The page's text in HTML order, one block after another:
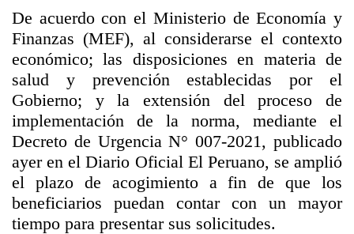
De acuerdo con el Ministerio de Economía y
Finanzas (MEF), al considerarse el contexto
económico; las disposiciones en materia de
salud y prevención establecidas por el
Gobierno; y la extensión del proceso de
implementación de la norma, mediante el
Decreto de Urgencia N° 007-2021, publicado
ayer en el Diario Oficial El Peruano, se amplió
el plazo de acogimiento a fin de que los
beneficiarios puedan contar con un mayor
tiempo para presentar sus solicitudes.